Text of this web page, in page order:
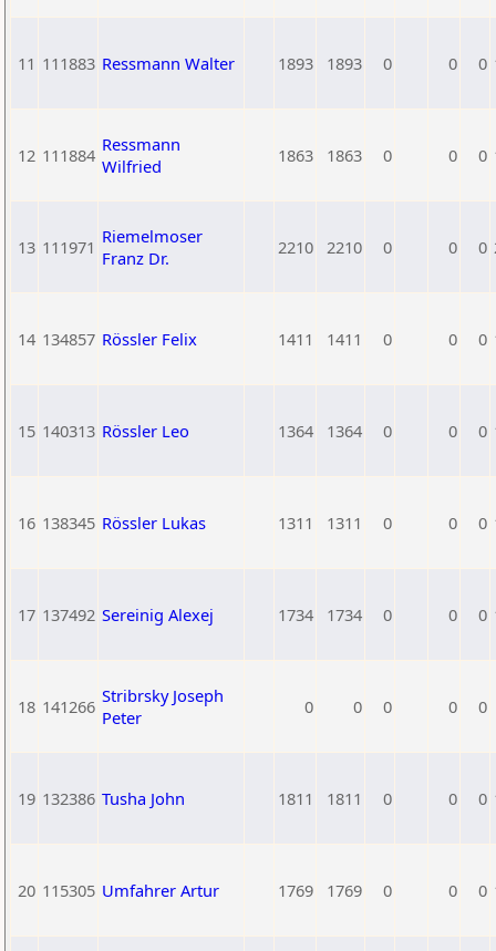
11 111883 Ressmann Walter 1893 1893 0 0 0
12 111884 Ressmann
Wilfried
1863 1863 0 0 0
13 111971 Riemelmoser
Franz Dr.
2210 2210 0 0 0
14 134857 Rössler Felix 1411 1411 0 0 0
15 140313 Rössler Leo 1364 1364 0 0 0
16 138345 Rössler Lukas 1311 1311 0 0 0
17 137492 Sereinig Alexej 1734 1734 0 0 0
18 141266 Stribrsky Joseph
Peter
0 0 0 0 0
19 132386 Tusha John 1811 1811 0 0 0
20 115305 Umfahrer Artur 1769 1769 0 0 0